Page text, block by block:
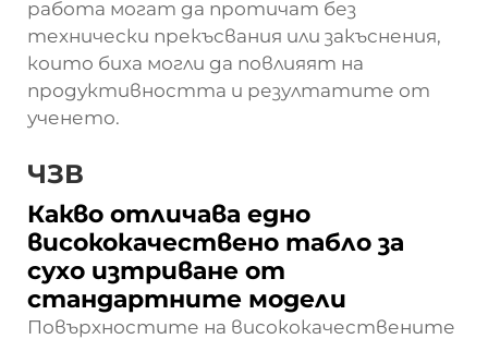
работа могат да протичат без
технически прекъсвания или закъснения,
които биха могли да повлияят на
продуктивността и резултатите от
ученето.
ЧЗВ
Какво отличава едно
висококачествено табло за
сухо изтриване от
стандартните модели
Повърхностите на висококачествените